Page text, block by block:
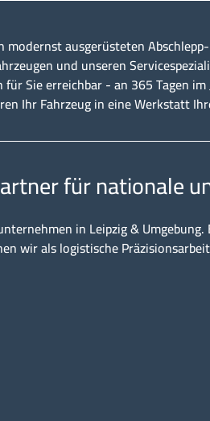
modernst ausgerüsteten
und unseren
Sie erreichbar - an 365 Tagen im
Ihr Fahrzeug in eine Werkstatt
für nationale
in Leipzig &
wir als logistische